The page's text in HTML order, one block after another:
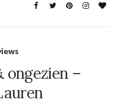
ongezien –